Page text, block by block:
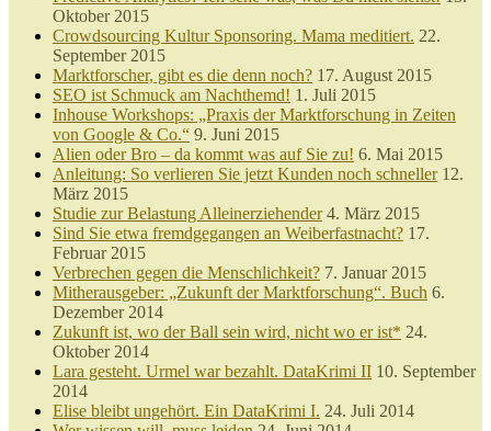
Oktober 2015
Crowdsourcing Kultur Sponsoring. Mama meditiert. 22.
September 2015
Marktforscher, gibt es die denn noch? 17. August 2015
SEO ist Schmuck am Nachthemd! 1. Juli 2015
Inhouse Workshops: „Praxis der Marktforschung in Zeiten
von Google & Co.“ 9. Juni 2015
Alien oder Bro – da kommt was auf Sie zu! 6. Mai 2015
Anleitung: So verlieren Sie jetzt Kunden noch schneller 12.
März 2015
Studie zur Belastung Alleinerziehender 4. März 2015
Sind Sie etwa fremdgegangen an Weiberfastnacht? 17.
Februar 2015
Verbrechen gegen die Menschlichkeit? 7. Januar 2015
Mitherausgeber: „Zukunft der Marktforschung“. Buch 6.
Dezember 2014
Zukunft ist, wo der Ball sein wird, nicht wo er ist* 24.
Oktober 2014
Lara gesteht. Urmel war bezahlt. DataKrimi II 10. September
2014
Elise bleibt ungehört. Ein DataKrimi I. 24. Juli 2014